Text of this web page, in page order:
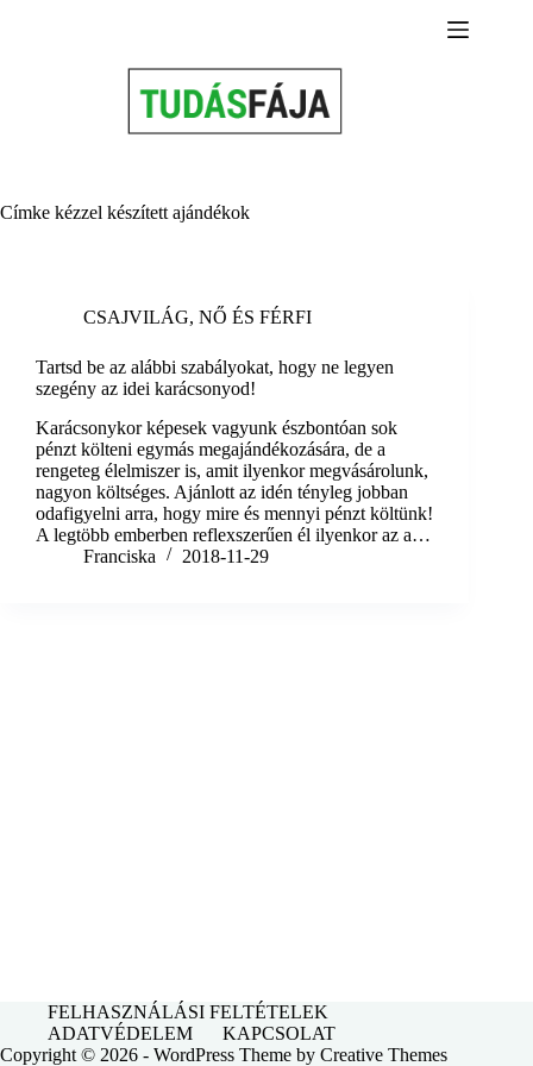
Címke kézzel készített ajándékok
CSAJVILÁG, NŐ ÉS FÉRFI
Tartsd be az alábbi szabályokat, hogy ne legyen
szegény az idei karácsonyod!
Karácsonykor képesek vagyunk észbontóan sok
pénzt költeni egymás megajándékozására, de a
rengeteg élelmiszer is, amit ilyenkor megvásárolunk,
nagyon költséges. Ajánlott az idén tényleg jobban
odafigyelni arra, hogy mire és mennyi pénzt költünk!
A legtöbb emberben reflexszerűen él ilyenkor az a…
Franciska
2018-11-29
FELHASZNÁLÁSI FELTÉTELEK
ADATVÉDELEM
KAPCSOLAT
Copyright © 2026 - WordPress Theme by Creative Themes